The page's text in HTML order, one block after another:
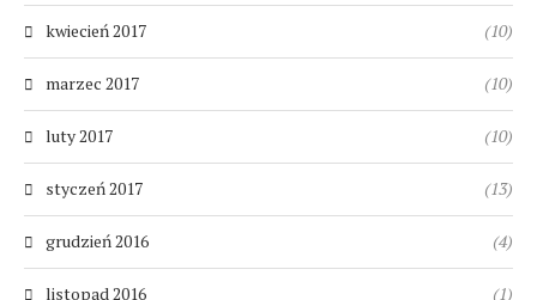
kwiecień 2017 (10)
marzec 2017 (10)
luty 2017 (10)
styczeń 2017 (13)
grudzień 2016 (4)
listopad 2016 (1)